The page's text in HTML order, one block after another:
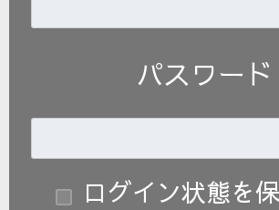
パスワード
ログイン状態を